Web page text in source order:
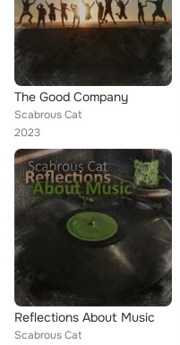
The Good Company
Scabrous Cat
2023
Reflections About Music
Scabrous Cat